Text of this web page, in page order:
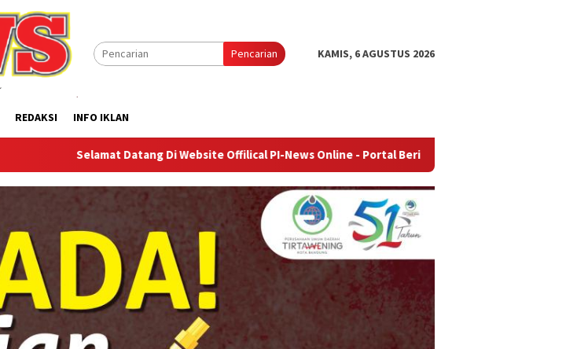
Pencarian
KAMIS, 6 AGUSTUS 2026
REDAKSI INFO IKLAN
Selamat Datang Di Website Offilical PI-News Online - Portal Berita Terupdate & Terpercaya